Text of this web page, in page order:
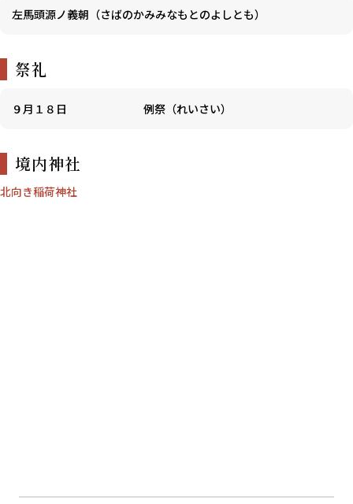
左馬頭源ノ義朝（さばのかみみなもとのよしとも）
祭礼
９月１８日 例祭（れいさい）
境内神社
北向き稲荷神社